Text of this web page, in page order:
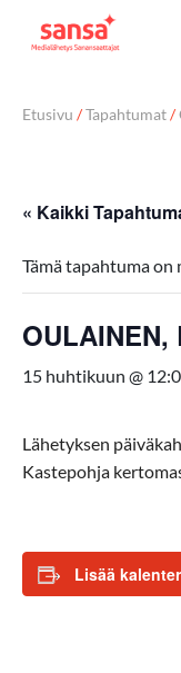
Etusivu /Tapahtumat/
« Kaikki
Tämä tapahtuma on
15 huhtikuun @
Lähetyksen
Kastepohja
Lisää